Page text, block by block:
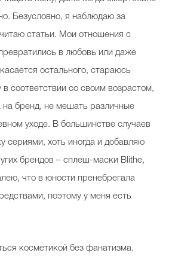
Безусловно, я наблюдаю за
статьи. Мои отношения с
в любовь или даже
остального, стараюсь
соответствии со своим возрастом,
на бренд, не мешать различные
уходе. В большинстве случаев
сериями, хоть иногда и добавляю
брендов – сплеш-маски Blithe,
что в юности пренебрегала
поэтому у меня есть
косметикой без фанатизма.